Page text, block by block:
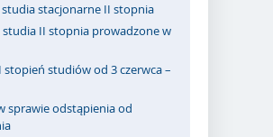
stacjonarne II stopnia
II stopnia prowadzone w
studiów od 3 czerwca –
sprawie odstąpienia od